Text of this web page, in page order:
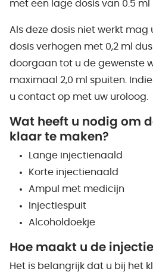
met een lage dosis van 0.5 ml
Als deze dosis niet werkt
dosis verhogen met 0,2 ml
doorgaan tot u de gewenste
maximaal 2,0 ml spuiten.
u contact op met uw uroloog.
Wat heeft u nodig om
klaar te maken?
Lange injectienaald
Korte injectienaald
Ampul met medicijn
Injectiespuit
Alcoholdoekje
Hoe maakt u de
Het is belangrijk dat u bij het